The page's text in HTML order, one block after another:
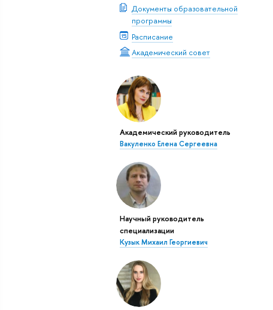
Документы образовательной
программы
Расписание
Академический совет
Академический руководитель
Вакуленко Елена Сергеевна
Научный руководитель
специализации
Кузык Михаил Георгиевич